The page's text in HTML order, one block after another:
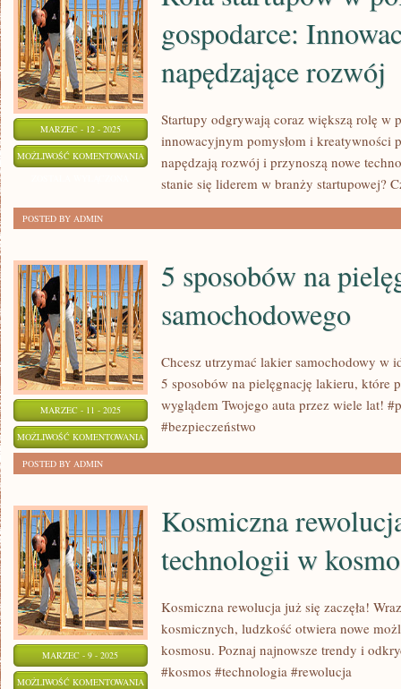
MARZEC - 12 - 2025
MOŻLIWOŚĆ KOMENTOWANIA
STARTUPÓW
INNOWACYJNE
POMYSŁY
NAPĘDZAJĄCE
gospodarce:
napędzające rozwój
Startupy odgrywają coraz większą rolę w
innowacyjnym pomysłom i kreatywności
napędzają rozwój i przynoszą nowe
stanie się liderem w branży startupowej?
POSTED BY ADMIN
MARZEC - 11 - 2025
MOŻLIWOŚĆ KOMENTOWANIA
PIELĘGNACJĘ
LAKIERU
SAMOCHODOWEGO
ZOSTAŁA WYŁĄCZONA
5 sposobów na
samochodowego
Chcesz utrzymać lakier samochodowy w
5 sposobów na pielęgnację lakieru, które
wyglądem Twojego auta przez wiele lat!
#bezpieczeństwo
POSTED BY ADMIN
MARZEC - 9 - 2025
MOŻLIWOŚĆ KOMENTOWANIA
Kosmiczna
technologii w
Kosmiczna rewolucja już się zaczęła!
kosmicznych, ludzkość otwiera nowe
kosmosu. Poznaj najnowsze trendy i
#kosmos #technologia #rewolucja